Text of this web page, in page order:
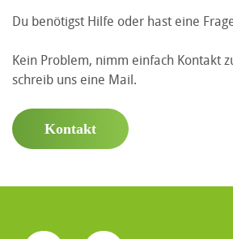
Du benötigst Hilfe oder hast eine
Kein Problem, nimm einfach Kontakt
schreib uns eine Mail.
Kontakt